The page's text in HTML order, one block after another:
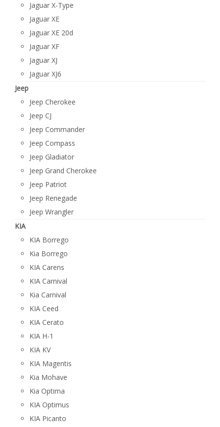
Jaguar X-Type
Jaguar XE
Jaguar XE 20d
Jaguar XF
Jaguar XJ
Jaguar XJ6
Jeep
Jeep Cherokee
Jeep CJ
Jeep Commander
Jeep Compass
Jeep Gladiator
Jeep Grand Cherokee
Jeep Patriot
Jeep Renegade
Jeep Wrangler
KIA
KIA Borrego
Kia Borrego
KIA Carens
KIA Carnival
Kia Carnival
KIA Ceed
KIA Cerato
KIA H-1
KIA KV
KIA Magentis
Kia Mohave
Kia Optima
KIA Optimus
KIA Picanto